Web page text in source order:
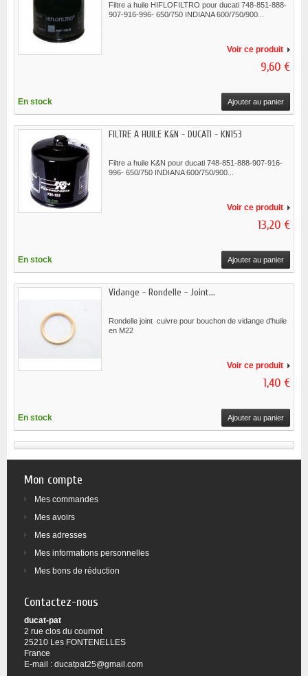
Filtre a huile HIFLOFILTRO pour ducati 748-851-888-
907-916-996- 650/750 INDIANA 600/750/900...
Voir ce produit
9,60 €
En stock Ajouter au panier
FILTRE A HUILE K&N - DUCATI - KN153
Filtre a huile K&N pour ducati 748-851-888-907-916-
996- 650/750 INDIANA 600/750/900...
Voir ce produit
13,20 €
En stock Ajouter au panier
Vidange - Rondelle - Joint...
Rondelle joint cuivre pour bouchon de vidange d'huile
en M22
Voir ce produit
1,40 €
En stock Ajouter au panier
Mon compte
Mes commandes
Mes avoirs
Mes adresses
Mes informations personnelles
Mes bons de réduction
Contactez-nous
ducat-pat
2 rue clos du cournot
25210 Les FONTENELLES
France
E-mail : ducatpat25@gmail.com